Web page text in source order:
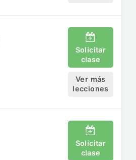
Solicitar
clase
Ver más
lecciones
Solicitar
clase